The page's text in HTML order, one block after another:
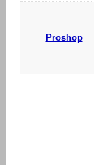
Proshop